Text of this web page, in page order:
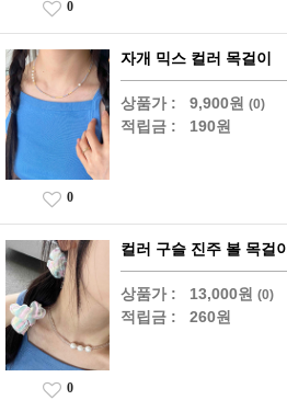
0
자개 믹스 컬러 목걸이
상품가 : 9,900원 (0)
적립금 : 190원
0
컬러 구슬 진주 볼 목걸이
상품가 : 13,000원 (0)
적립금 : 260원
0